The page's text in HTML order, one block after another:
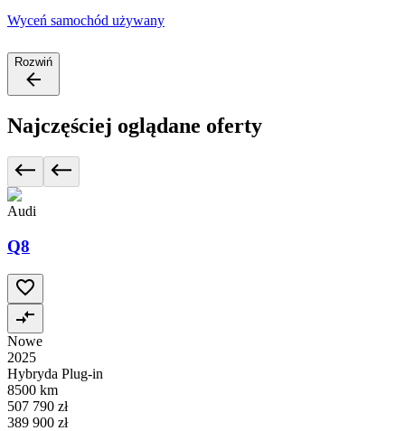
Wyceń samochód używany
Rozwiń
Najczęściej oglądane oferty
Audi
Q8
Nowe
2025
Hybryda Plug-in
8500 km
507 790 zł
389 900 zł